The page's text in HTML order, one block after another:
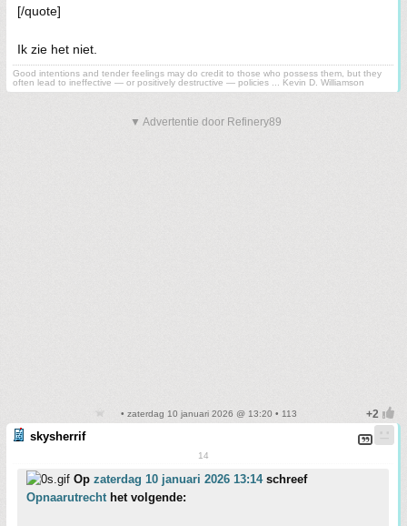
[/quote]
Ik zie het niet.
Good intentions and tender feelings may do credit to those who possess them, but they
often lead to ineffective — or positively destructive — policies ... Kevin D. Williamson
▼ Advertentie door Refinery89
• zaterdag 10 januari 2026 @ 13:20 • 113
skysherrif
14
Op zaterdag 10 januari 2026 13:14schreef
Opnaarutrecht het volgende: